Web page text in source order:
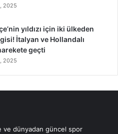
2025
yıldızı için iki ülkeden
İtalyan ve Hollandalı
geçti
2025
ve dünyadan güncel spor